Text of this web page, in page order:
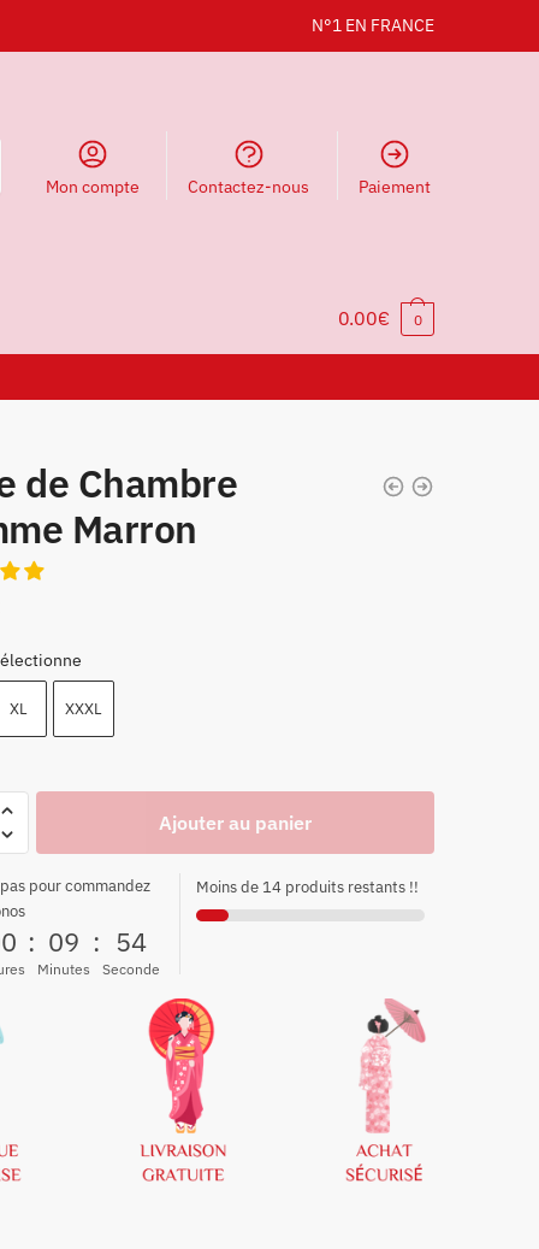
N°1 EN FRANCE
Mon compte Contactez-nous Paiement
0.00€ 0
de Chambre
Marron
XL XXXL
Ajouter au panier
pour commandez
: 09
Minutes
: 52
Seconde
Moins de 14 produits restants !!